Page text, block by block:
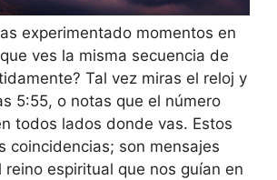
experimentado momentos en
ves la misma secuencia de
Tal vez miras el reloj y
5:55, o notas que el número
todos lados donde vas. Estos
coincidencias; son mensajes
reino espiritual que nos guían en